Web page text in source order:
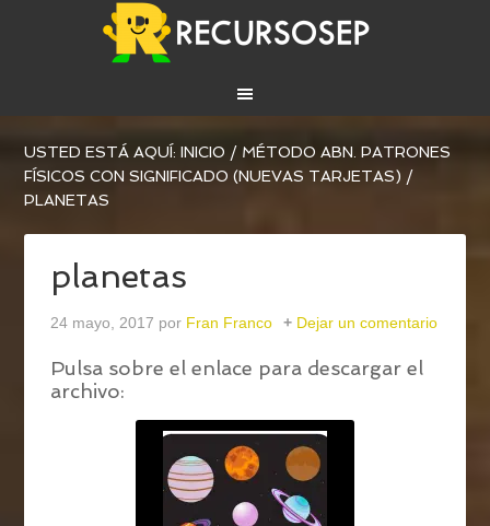
USTED ESTÁ AQUÍ:INICIO / MÉTODO ABN. PATRONES
FÍSICOS CON SIGNIFICADO (NUEVAS TARJETAS) /
PLANETAS
planetas
24 mayo, 2017 por Fran Franco Dejar un comentario
Pulsa sobre el enlace para descargar el
archivo: